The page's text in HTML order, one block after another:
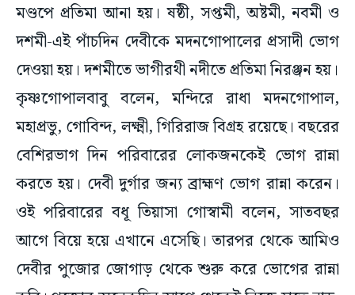
মণ্ডপে প্রতিমা আনা হয়। ষষ্ঠী, সপ্তমী, অষ্টমী, নবমী ও
দশমী-এই পাঁচদিন দেবীকে মদনগোপালের প্রসাদী ভোগ
দেওয়া হয়। দশমীতে ভাগীরথী নদীতে প্রতিমা নিরঞ্জন হয়।
কৃষ্ণগোপালবাবু বলেন, মন্দিরে রাধা মদনগোপাল,
মহাপ্রভু, গোবিন্দ, লক্ষ্মী, গিরিরাজ বিগ্রহ রয়েছে। বছরের
বেশিরভাগ দিন পরিবারের লোকজনকেই ভোগ রান্না
করতে হয়। দেবী দুর্গার জন্য ব্রাহ্মণ ভোগ রান্না করেন।
ওই পরিবারের বধূ তিয়াসা গোস্বামী বলেন, সাতবছর
আগে বিয়ে হয়ে এখানে এসেছি। তারপর থেকে আমিও
দেবীর পুজোর জোগাড় থেকে শুরু করে ভোগের রান্না